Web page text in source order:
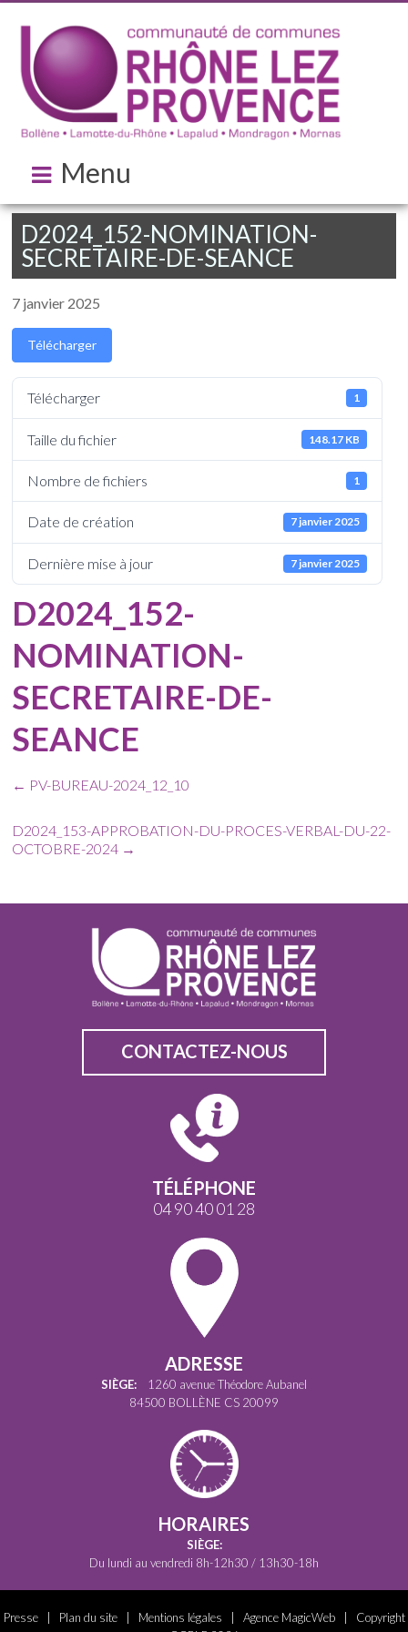
Menu
D2024_152-NOMINATION-
SECRETAIRE-DE-SEANCE
7 janvier 2025
Télécharger
Télécharger 1
Taille du fichier 148.17 KB
Nombre de fichiers 1
Date de création 7 janvier 2025
Dernière mise à jour 7 janvier 2025
D2024_152-
NOMINATION-
SECRETAIRE-DE-
SEANCE
← PV-BUREAU-2024_12_10
D2024_153-APPROBATION-DU-PROCES-VERBAL-DU-22-
OCTOBRE-2024 →
CONTACTEZ-NOUS
TÉLÉPHONE
04 90 40 01 28
ADRESSE
SIÈGE: 1260 avenue Théodore Aubanel
84500 BOLLÈNE CS 20099
HORAIRES
SIÈGE:
Du lundi au vendredi 8h-12h30 / 13h30-18h
Presse| Plan du site| Mentions légales Agence MagicWeb| Copyright